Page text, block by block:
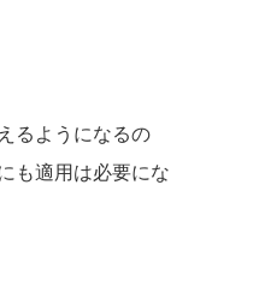
るようになるの
も適用は必要にな